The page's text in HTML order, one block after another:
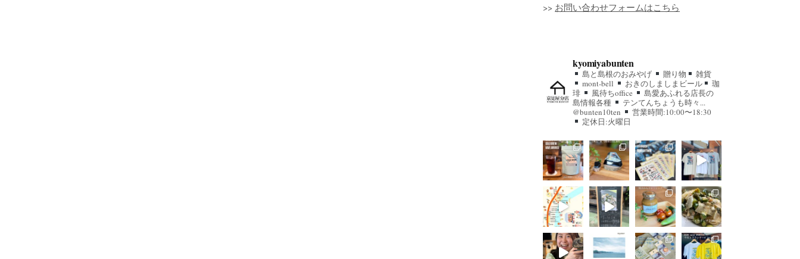
>> お問い合わせフォームはこちら
kyomiyabunten
島と島根のおみやげ 贈り物
雑貨
mont-bell
おきのしましまビール
珈
琲
風待ちoffice
島愛あふれる店長の
島情報各種
テンてんちょうも時々...
@bunten10ten
営業時間:10:00〜18:30
定休日:火曜日